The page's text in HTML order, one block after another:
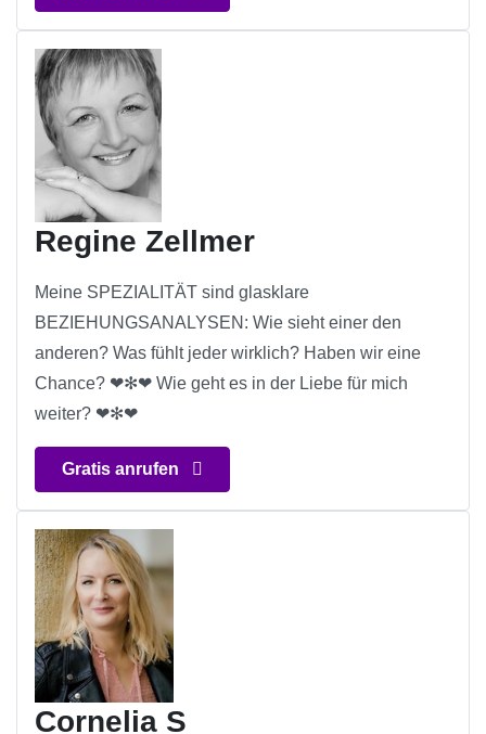
Regine Zellmer
Meine SPEZIALITÄT sind glasklare
BEZIEHUNGSANALYSEN: Wie sieht einer den
anderen? Was fühlt jeder wirklich? Haben wir eine
Chance? ❤✻❤ Wie geht es in der Liebe für mich
weiter? ❤✻❤
Gratis anrufen
Cornelia S